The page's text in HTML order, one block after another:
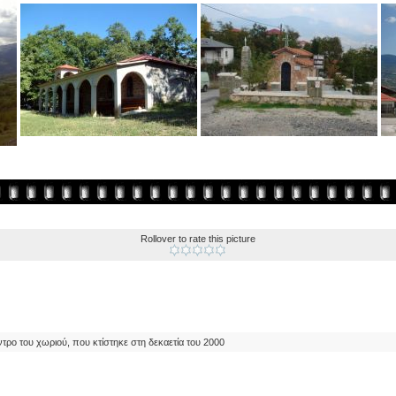
Rollover to rate this picture
του χωριού, που κτίστηκε στη δεκαετία του 2000